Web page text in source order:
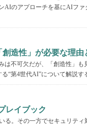
AIのアプローチを基にAIフ
造性」が必要な理由
不可欠だが、「創造性」も
“第4世代AI”について解説す
レイブック
。その一方でセキュリティ